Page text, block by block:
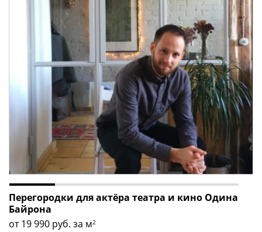
Перегородки для актёра театра и кино Одина
Байрона
от 19 990 руб. за м2